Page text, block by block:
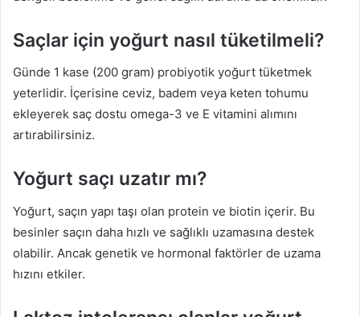
Saçlar için yoğurt nasıl tüketilmeli?
Günde 1 kase (200 gram) probiyotik yoğurt tüketmek
yeterlidir. İçerisine ceviz, badem veya keten tohumu
ekleyerek saç dostu omega-3 ve E vitamini alımını
artırabilirsiniz.
Yoğurt saçı uzatır mı?
Yoğurt, saçın yapı taşı olan protein ve biotin içerir. Bu
besinler saçın daha hızlı ve sağlıklı uzamasına destek
olabilir. Ancak genetik ve hormonal faktörler de uzama
hızını etkiler.